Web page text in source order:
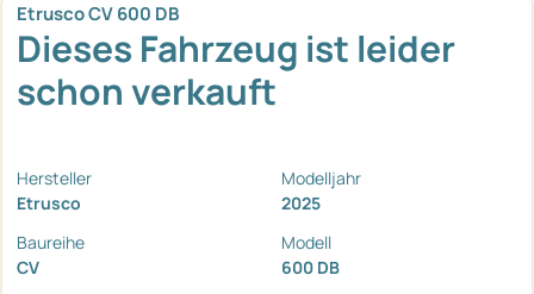
Etrusco CV 600 DB
Dieses Fahrzeug ist leider
schon verkauft
Hersteller
Etrusco
Modelljahr
2025
Baureihe
CV
Modell
600 DB